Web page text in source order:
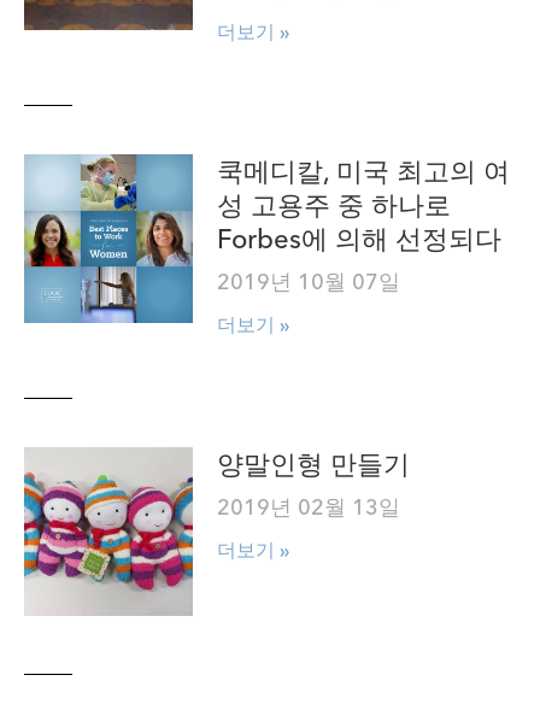
더보기 »
쿡메디칼, 미국 최고의 여
성 고용주 중 하나로
Forbes에 의해 선정되다
2019년 10월 07일
더보기 »
양말인형 만들기
2019년 02월 13일
더보기 »